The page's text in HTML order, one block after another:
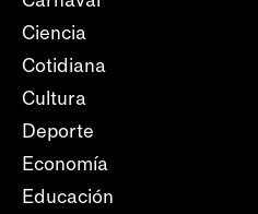
Ciencia
Cotidiana
Cultura
Deporte
Economía
Educación